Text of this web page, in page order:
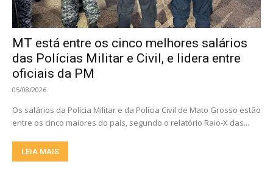
MT está entre os cinco melhores salários
das Polícias Militar e Civil, e lidera entre
oficiais da PM
05/08/2026
Os salários da Polícia Militar e da Polícia Civil de Mato Grosso estão
entre os cinco maiores do país, segundo o relatório Raio-X das...
LEIA MAIS